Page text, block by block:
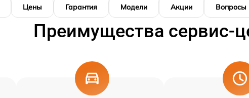
Цены Гарантия Модели Акции Вопросы
Преимущества сервис-